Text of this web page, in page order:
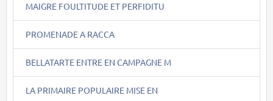
MAIGRE FOULTITUDE ET PERFIDITU
PROMENADE A RACCA
BELLATARTE ENTRE EN CAMPAGNE M
LA PRIMAIRE POPULAIRE MISE EN